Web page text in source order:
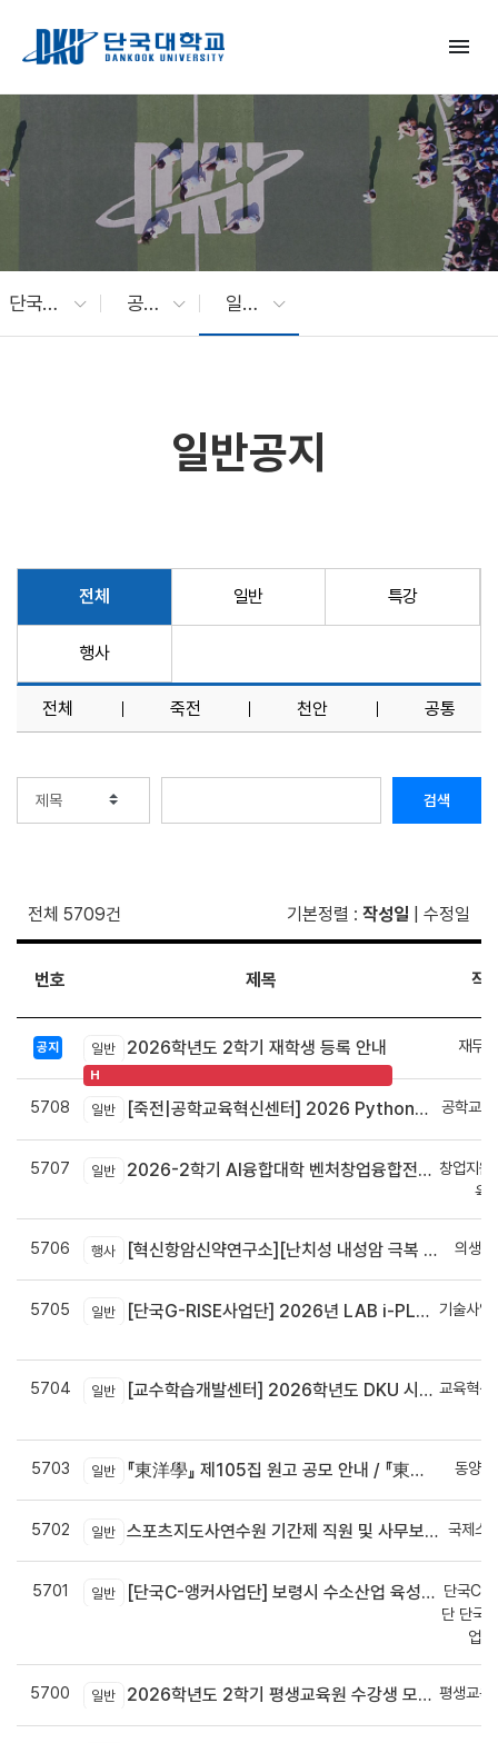
menu
단국대 소식 공지사항 일반공지
일반공지
전체 일반 특강
행사
전체 죽전 천안 공통
검색
전체 5709건 기본정렬 : 작성일 수정일
번호 제목 작
공지 일반 2026학년도 2학기 재학생 등록 안내
H
재무
5708 일반 [죽전|공학교육혁신센터] 2026 Python으로 구현하는 AI 영상인식과 로봇팔 제어 프로그램 신청 안내 공학교
5707 일반 2026-2학기 AI융합대학 벤처창업융합전공 안내
창업지원
육
5706 행사 [혁신항암신약연구소][난치성 내성암 극복 차세대 신약개발 글로벌 사업단] 심포지엄 8월 24일 ~ 25일 의생
5705 일반 [단국G-RISE사업단] 2026년 LAB i-PLUG 프로그램 과제 공고(~10.9.(금)까지)
기술사업
5704 일반 [교수학습개발센터] 2026학년도 DKU 시그니처 교수법 적용 교과목 개발 신청 안내
교육혁신
5703 일반 『東洋學』 제105집 원고 공모 안내 / 『東洋學』第105輯征稿启事 / Call for Papers : The Oriental Studies, the 105th Issue 동양
5702 일반 스포츠지도사연수원 기간제 직원 및 사무보조원 채용 공고 국제스
5701 일반 [단국C-앵커사업단] 보령시 수소산업 육성을 위한 기업 지원사업 모집공고
단국C-
단 단국
업
5700 일반 2026학년도 2학기 평생교육원 수강생 모집안내 평생교육